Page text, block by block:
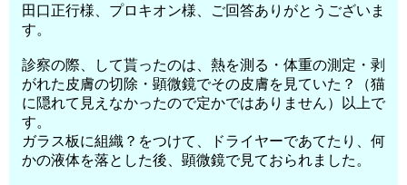
田口正行様、プロキオン様、ご回答ありがとうございま
す。
診察の際、して貰ったのは、熱を測る・体重の測定・剥
がれた皮膚の切除・顕微鏡でその皮膚を見ていた？（猫
に隠れて見えなかったので定かではありません）以上で
す。
ガラス板に組織？をつけて、ドライヤーであてたり、何
かの液体を落とした後、顕微鏡で見ておられました。